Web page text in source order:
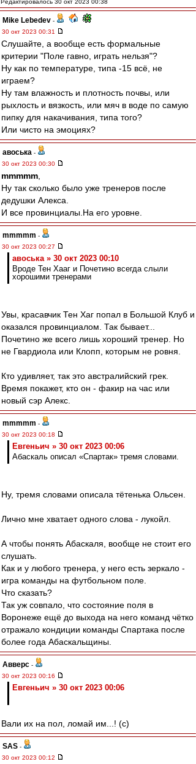
Редактировалось 30 окт 2023 00:38
Mike Lebedev -
30 окт 2023 00:31
Слушайте, а вообще есть формальные
критерии "Поле гавно, играть нельзя"?
Ну как по температуре, типа -15 всё, не
играем?
Ну там влажность и плотность почвы, или
рыхлость и вязкость, или мяч в воде по самую
пипку для накачивания, типа того?
Или чисто на эмоциях?
авоська -
30 окт 2023 00:30
mmmmm
Ну так сколько было уже тренеров после
дедушки Алекса.
И все провинциалы.На его уровне.
mmmmm -
30 окт 2023 00:27
авоська » 30 окт 2023 00:10
Вроде Тен Хааг и Почетино всегда слыли
хорошими тренерами
Увы, красавчик Тен Хаг попал в Большой Клуб и
оказался провинциалом. Так бывает...
Почетино же всего лишь хороший тренер. Но
не Гвардиола или Клопп, которым не ровня.
Кто удивляет, так это австралийский грек.
Время покажет, кто он - факир на час или
новый сэр Алекс.
mmmmm -
30 окт 2023 00:18
Евгеньич » 30 окт 2023 00:06
Абаскаль описал «Спартак» тремя словами.
Ну, тремя словами описала тётенька Ольсен.
Лично мне хватает одного слова - лукойл.
А чтобы понять Абаскаля, вообще не стоит его
слушать.
Как и у любого тренера, у него есть зеркало -
игра команды на футбольном поле.
Что сказать?
Так уж совпало, что состояние поля в
Воронеже ещё до выхода на него команд чётко
отражало кондиции команды Спартака после
более года Абаскальщины.
Авверс -
30 окт 2023 00:16
Евгеньич » 30 окт 2023 00:06
Вали их на пол, ломай им...! (с)
SAS -
30 окт 2023 00:12